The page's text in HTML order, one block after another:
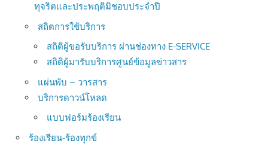
ทุจริตและประพฤติมิชอบประจำปี
สถิตการใช้บริการ
สถิติผู้ขอรับบริการ ผ่านช่องทาง E-SERVICE
สถิติผู้มารับบริการศูนย์ข้อมูลข่าวสาร
แผ่นพับ – วารสาร
บริการดาวน์โหลด
แบบฟอร์มร้องเรียน
ร้องเรียน-ร้องทุกข์